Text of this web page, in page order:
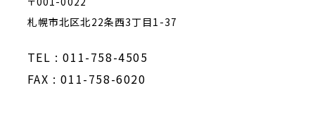
札幌市北区北22条西3丁目1-37
TEL : 011-758-4505
FAX : 011-758-6020